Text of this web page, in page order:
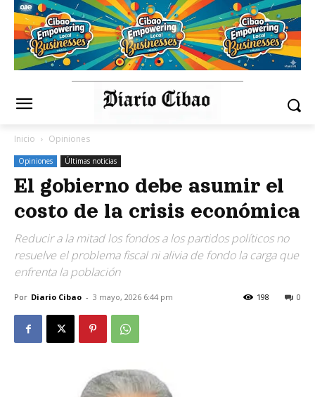
Inicio Opiniones
Opiniones Últimas noticias
El gobierno debe asumir el
costo de la crisis económica
Reducir a la mitad los fondos a los partidos políticos no
resuelve el problema fiscal ni alivia de fondo la carga que
enfrenta la población
Por Diario Cibao - 3 mayo, 2026 6:44 pm 0
198